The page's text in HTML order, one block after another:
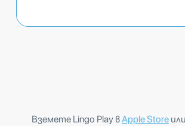
Вземете Lingo Play вApple Store или